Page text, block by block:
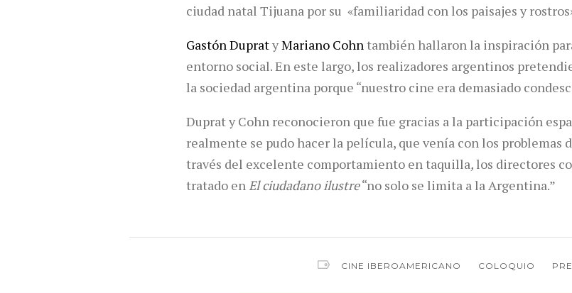
ciudad natal Tijuana por su «familiaridad con los paisajes y
Gastón DupratyMariano Cohntambién hallaron la inspiración
entorno social. En este largo, los realizadores argentinos
la sociedad argentina porque “nuestro cine era demasiado
Duprat y Cohn reconocieron que fue gracias a la participación
realmente se pudo hacer la película, que venía con los problemas
través del excelente comportamiento en taquilla, los directores
tratado enEl ciudadano ilustre“no solo se limita a la Argentina.”
CINE IBEROAMERICANO COLOQUIO